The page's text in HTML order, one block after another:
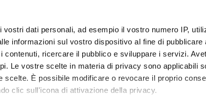
vostri dati personali, ad esempio il vostro numero IP,
informazioni sul vostro dispositivo al fine di pubblicare
contenuti, ricercare il pubblico e sviluppare i servizi.
Le vostre scelte in materia di privacy sono applicabili
scelte. È possibile modificare o revocare il proprio
clic sull'icona di attivazione della privacy.